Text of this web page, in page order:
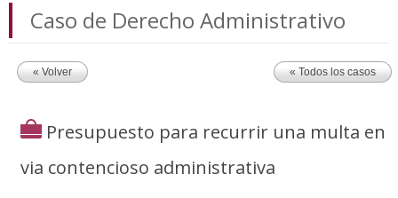
Caso de Derecho Administrativo
« Volver « Todos los casos
Presupuesto para recurrir una multa en
via contencioso administrativa